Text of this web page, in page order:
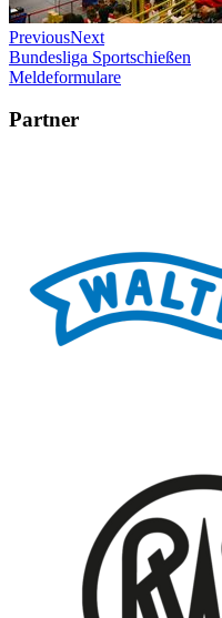
PreviousNext
Bundesliga Sportschießen
Meldeformulare
Partner